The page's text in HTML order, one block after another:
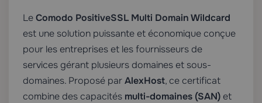
LeComodo PositiveSSL Multi Domain Wildcard
est une solution puissante et économique conçue
pour les entreprises et les fournisseurs de
services gérant plusieurs domaines et sous-
domaines. Proposé parAlexHost, ce certificat
combine des capacités multi-domaines (SAN) et